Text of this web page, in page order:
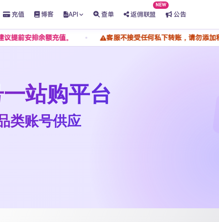
充值 博客 API 查单 返佣联盟
NEW
公告
充值。 客服不接受任何私下转账，请勿添加私人 TG 转账
站购平台
类账号供应